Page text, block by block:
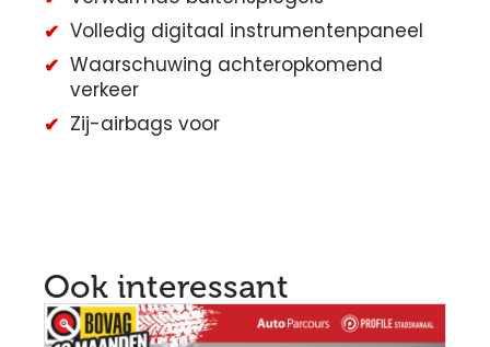
Volledig digitaal instrumentenpaneel
Waarschuwing achteropkomend
verkeer
Zij-airbags voor
Ook interessant